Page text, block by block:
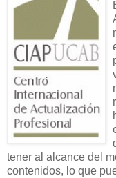
tener al alcance del
contenidos, lo que